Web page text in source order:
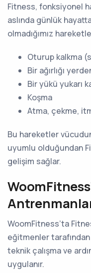
Fitness, fonksiyonel
aslında günlük
olmadığımız
Oturup kalkma
Bir ağırlığı
Bir yükü yukarı
Koşma
Atma, çekme,
Bu hareketler
uyumlu olduğundan
gelişim sağlar.
WoomFitness’ta
eğitmenler
teknik çalışma ve
uygulanır.